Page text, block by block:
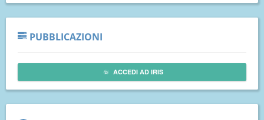
PUBBLICAZIONI
ACCEDI AD IRIS